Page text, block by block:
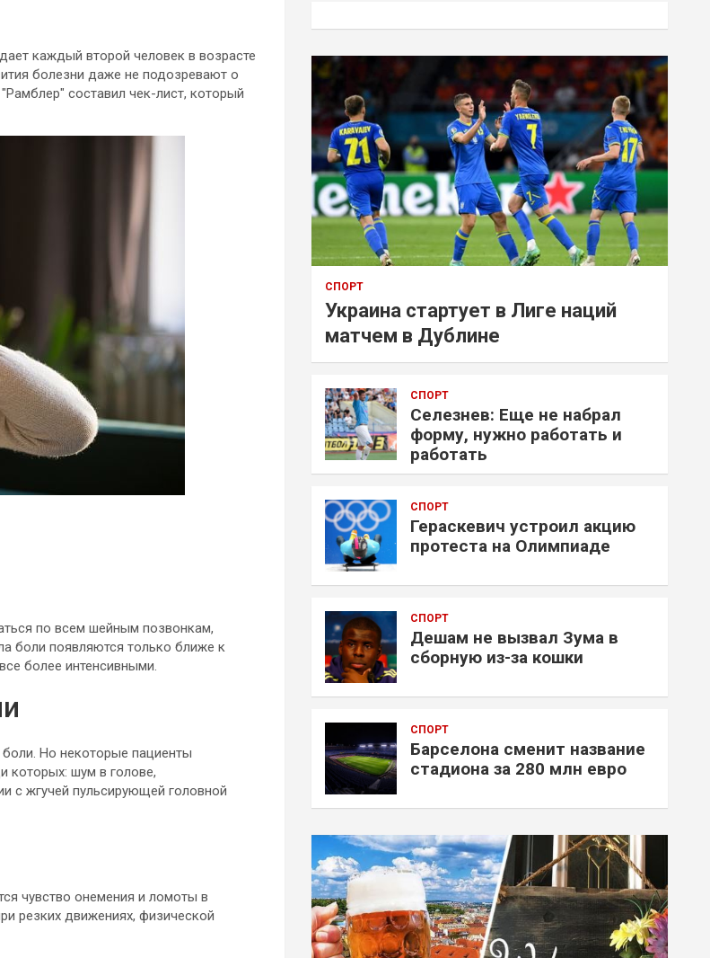
каждый второй человек в возрасте
болезни даже не подозревают о
составил чек-лист, который
по всем шейным позвонкам,
боли появляются только ближе к
более интенсивными.
Но некоторые пациенты
которых: шум в голове,
с жгучей пульсирующей головной
чувство онемения и ломоты в
резких движениях, физической
СПОРТ
Украина стартует в Лиге наций
матчем в Дублине
СПОРТ
Селезнев: Еще не набрал
форму, нужно работать и
работать
СПОРТ
Гераскевич устроил акцию
протеста на Олимпиаде
СПОРТ
Дешам не вызвал Зума в
сборную из-за кошки
СПОРТ
Барселона сменит название
стадиона за 280 млн евро